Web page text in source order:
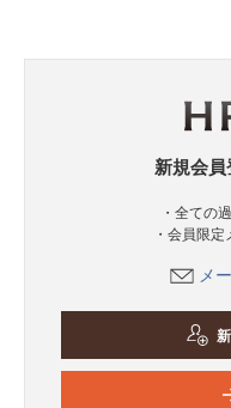
新規会員
・全ての
・会員限
メ